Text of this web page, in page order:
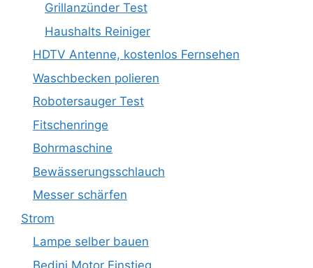
Grillanzünder Test
Haushalts Reiniger
HDTV Antenne, kostenlos Fernsehen
Waschbecken polieren
Robotersauger Test
Fitschenringe
Bohrmaschine
Bewässerungsschlauch
Messer schärfen
Strom
Lampe selber bauen
Bedini Motor Einstieg